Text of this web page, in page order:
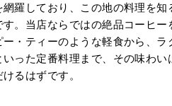
羅しており、この地の料理を知
。当店ならではの絶品コーヒー
・ティーのような軽食から、ラ
った定番料理まで、その味わい
るはずです。